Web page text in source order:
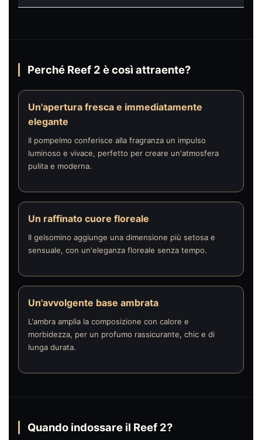
Perché Reef 2 è così attraente?
Un'apertura fresca e immediatamente
elegante
Il pompelmo conferisce alla fragranza un impulso
luminoso e vivace, perfetto per creare un'atmosfera
pulita e moderna.
Un raffinato cuore floreale
Il gelsomino aggiunge una dimensione più setosa e
sensuale, con un'eleganza floreale senza tempo.
Un'avvolgente base ambrata
L'ambra amplia la composizione con calore e
morbidezza, per un profumo rassicurante, chic e di
lunga durata.
Quando indossare il Reef 2?